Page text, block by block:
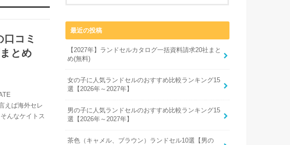
コミ
とめ
えば海外セレ
んなケイトス
最近の投稿
【2027年】ランドセルカタログ一括資料請求20社まと
め(無料)
女の子に人気ランドセルのおすすめ比較ランキング15
選【2026年～2027年】
男の子に人気ランドセルのおすすめ比較ランキング15
選【2026年～2027年】
茶色（キャメル、ブラウン）ランドセル10選【男の